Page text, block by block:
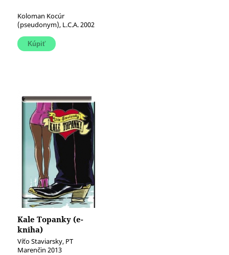
Koloman Kocúr
(pseudonym), L.C.A. 2002
Kale Topanky (e-
kniha)
Víťo Staviarsky, PT
Marenčin 2013